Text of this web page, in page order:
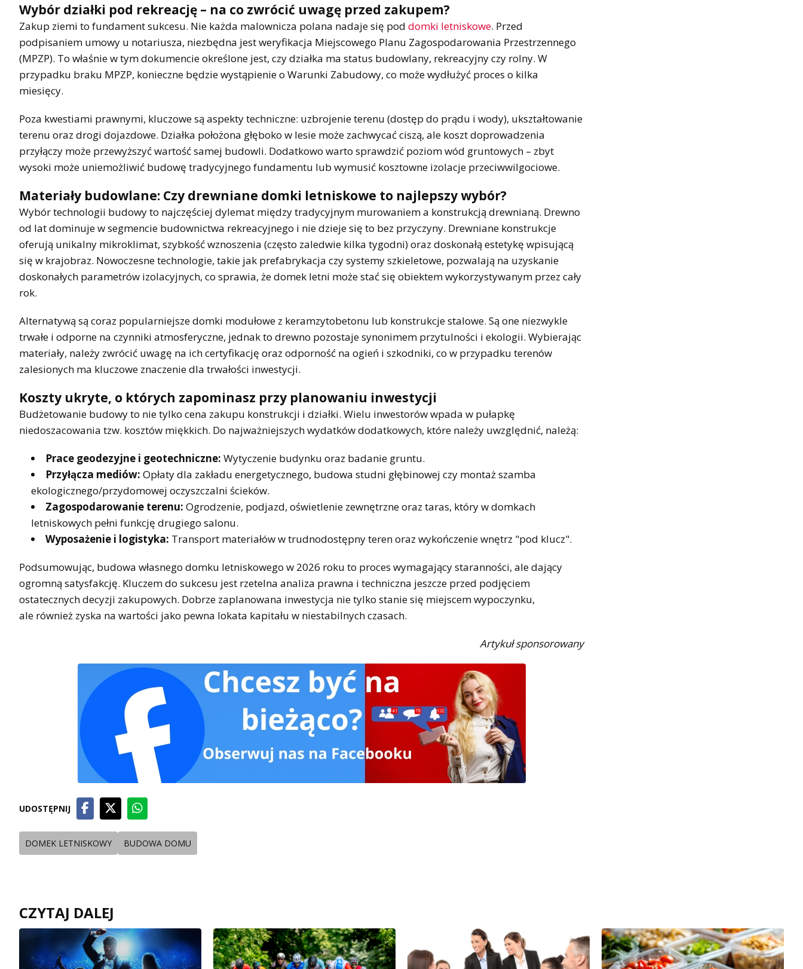
Wybór działki pod rekreację – na co zwrócić uwagę przed zakupem?
Zakup ziemi to fundament sukcesu. Nie każda malownicza polana nadaje się pod domki letniskowe. Przed
podpisaniem umowy u notariusza, niezbędna jest weryfikacja Miejscowego Planu Zagospodarowania Przestrzennego
(MPZP). To właśnie w tym dokumencie określone jest, czy działka ma status budowlany, rekreacyjny czy rolny. W
przypadku braku MPZP, konieczne będzie wystąpienie o Warunki Zabudowy, co może wydłużyć proces o kilka
miesięcy.
Poza kwestiami prawnymi, kluczowe są aspekty techniczne: uzbrojenie terenu (dostęp do prądu i wody), ukształtowanie
terenu oraz drogi dojazdowe. Działka położona głęboko w lesie może zachwycać ciszą, ale koszt doprowadzenia
przyłączy może przewyższyć wartość samej budowli. Dodatkowo warto sprawdzić poziom wód gruntowych – zbyt
wysoki może uniemożliwić budowę tradycyjnego fundamentu lub wymusić kosztowne izolacje przeciwwilgociowe.
Materiały budowlane: Czy drewniane domki letniskowe to najlepszy wybór?
Wybór technologii budowy to najczęściej dylemat między tradycyjnym murowaniem a konstrukcją drewnianą. Drewno
od lat dominuje w segmencie budownictwa rekreacyjnego i nie dzieje się to bez przyczyny. Drewniane konstrukcje
oferują unikalny mikroklimat, szybkość wznoszenia (często zaledwie kilka tygodni) oraz doskonałą estetykę wpisującą
się w krajobraz. Nowoczesne technologie, takie jak prefabrykacja czy systemy szkieletowe, pozwalają na uzyskanie
doskonałych parametrów izolacyjnych, co sprawia, że domek letni może stać się obiektem wykorzystywanym przez cały
rok.
Alternatywą są coraz popularniejsze domki modułowe z keramzytobetonu lub konstrukcje stalowe. Są one niezwykle
trwałe i odporne na czynniki atmosferyczne, jednak to drewno pozostaje synonimem przytulności i ekologii. Wybierając
materiały, należy zwrócić uwagę na ich certyfikację oraz odporność na ogień i szkodniki, co w przypadku terenów
zalesionych ma kluczowe znaczenie dla trwałości inwestycji.
Koszty ukryte, o których zapominasz przy planowaniu inwestycji
Budżetowanie budowy to nie tylko cena zakupu konstrukcji i działki. Wielu inwestorów wpada w pułapkę
niedoszacowania tzw. kosztów miękkich. Do najważniejszych wydatków dodatkowych, które należy uwzględnić, należą:
Prace geodezyjne i geotechniczne: Wytyczenie budynku oraz badanie gruntu.
Przyłącza mediów: Opłaty dla zakładu energetycznego, budowa studni głębinowej czy montaż szamba
ekologicznego/przydomowej oczyszczalni ścieków.
Zagospodarowanie terenu: Ogrodzenie, podjazd, oświetlenie zewnętrzne oraz taras, który w domkach
letniskowych pełni funkcję drugiego salonu.
Wyposażenie i logistyka: Transport materiałów w trudnodostępny teren oraz wykończenie wnętrz "pod klucz".
Podsumowując, budowa własnego domku letniskowego w 2026 roku to proces wymagający staranności, ale dający
ogromną satysfakcję. Kluczem do sukcesu jest rzetelna analiza prawna i techniczna jeszcze przed podjęciem
ostatecznych decyzji zakupowych. Dobrze zaplanowana inwestycja nie tylko stanie się miejscem wypoczynku,
ale również zyska na wartości jako pewna lokata kapitału w niestabilnych czasach.
Artykuł sponsorowany
UDOSTĘPNIJ
DOMEK LETNISKOWY BUDOWA DOMU
CZYTAJ DALEJ